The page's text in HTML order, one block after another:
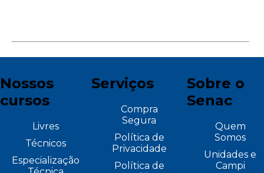
Nossos
cursos
Livres
Técnicos
Especialização
Serviços
Compra
Segura
Política de
Privacidade
Política de
Sobre o
Senac
Quem
Somos
Unidades e
Campi